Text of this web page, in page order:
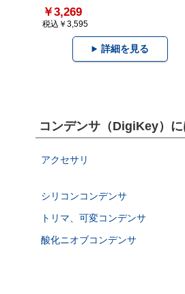
￥3,269
税込￥3,595
詳細を見る
コンデンサ（DigiKey）に
アクセサリ
シリコンコンデンサ
トリマ、可変コンデンサ
酸化ニオブコンデンサ